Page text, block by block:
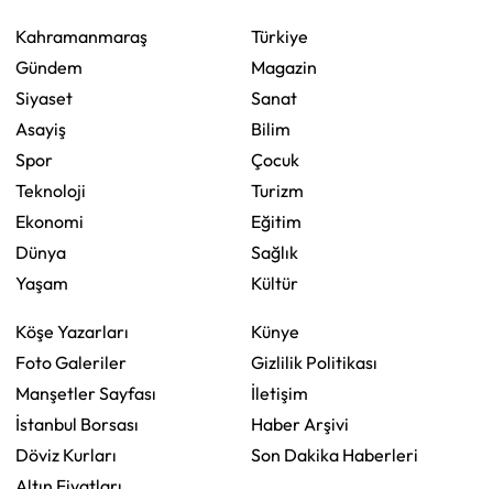
Kahramanmaraş
Gündem
Siyaset
Asayiş
Spor
Teknoloji
Ekonomi
Dünya
Yaşam
Türkiye
Magazin
Sanat
Bilim
Çocuk
Turizm
Eğitim
Sağlık
Kültür
Köşe Yazarları
Foto Galeriler
Manşetler Sayfası
İstanbul Borsası
Döviz Kurları
Künye
Gizlilik Politikası
İletişim
Haber Arşivi
Son Dakika Haberleri